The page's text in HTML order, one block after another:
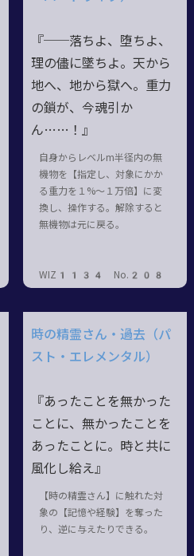
『──落ちよ、堕ちよ、
理の儘に墜ちよ。天から
地へ、地から獄へ。重力
の鎖が、今魂引か
ん……！』
自身からレベルm半径内の無
機物を【指定し、対象にかか
る重力を１%～１万倍】に変
換し、操作する。解除すると
無機物は元に戻る。
WIZ1134 No.208
時の精霊さん・過去（パ
スト・エレメンタル）
『あったことを無かった
ことに、無かったことを
あったことに。時と共に
風化し給え』
【時の精霊さん】に触れた対
象の【記憶や経験】を奪った
り、逆に与えたりできる。